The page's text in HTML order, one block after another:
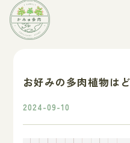
お好みの多肉植物は
2024-09-10